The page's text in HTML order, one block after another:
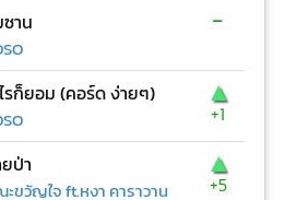
าน -
รก็ยอม (คอร์ด ง่ายๆ) ▲
+1
ป่า
ขวัญใจ ft.หงา คาราวาน
▲
+5